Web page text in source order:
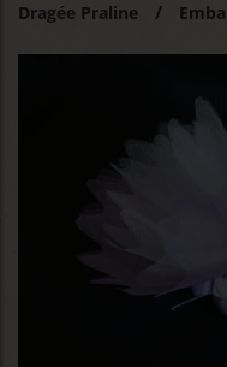
Dragée Praline